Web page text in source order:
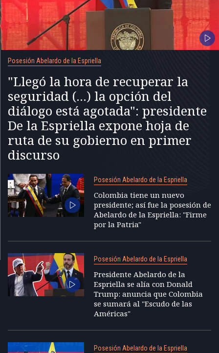
Posesión Abelardo de la Espriella
"Llegó la hora de recuperar la
seguridad (...) la opción del
diálogo está agotada": presidente
De la Espriella expone hoja de
ruta de su gobierno en primer
discurso
Posesión Abelardo de la Espriella
Colombia tiene un nuevo
presidente; así fue la posesión de
Abelardo de la Espriella: "Firme
por la Patria"
Posesión Abelardo de la Espriella
Presidente Abelardo de la
Espriella se alía con Donald
Trump: anuncia que Colombia
se sumará al "Escudo de las
Américas"
Posesión Abelardo de la Espriella